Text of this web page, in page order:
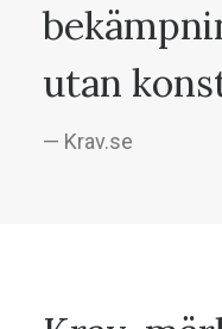
utan
— Krav.se